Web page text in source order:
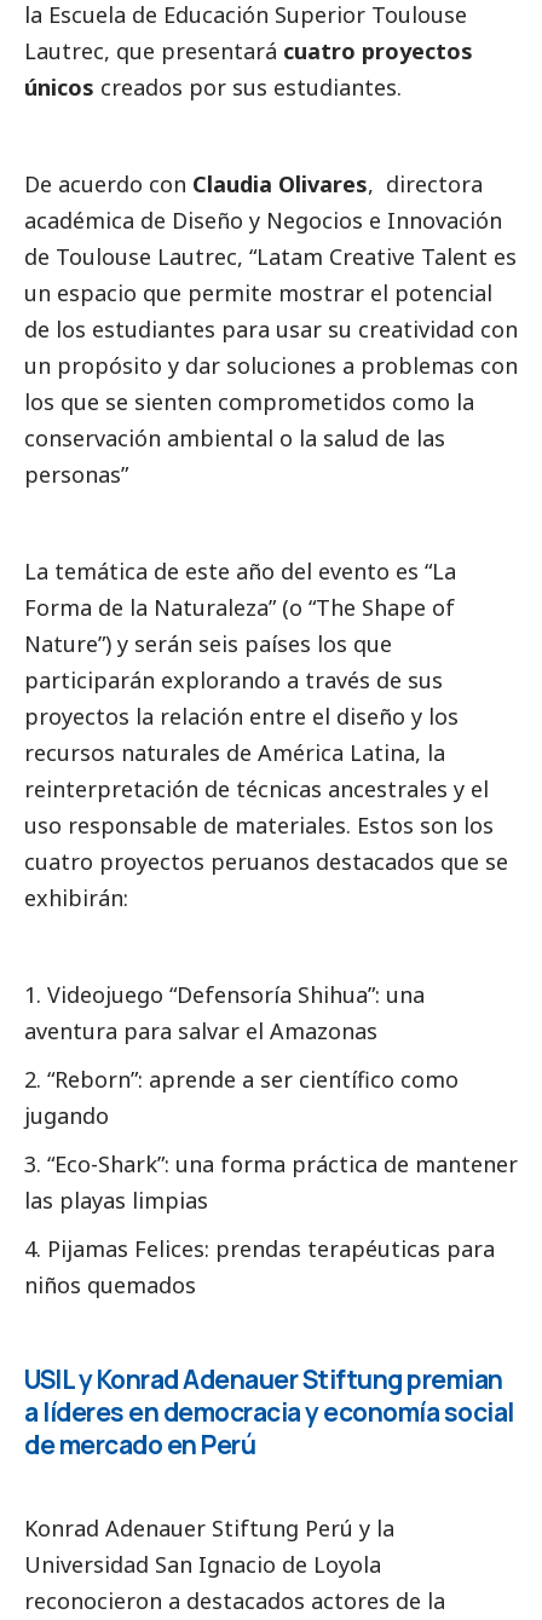
la Escuela de Educación Superior Toulouse
Lautrec, que presentará cuatro proyectos
únicos creados por sus estudiantes.
De acuerdo con Claudia Olivares, directora
académica de Diseño y Negocios e Innovación
de Toulouse Lautrec, “Latam Creative Talent es
un espacio que permite mostrar el potencial
de los estudiantes para usar su creatividad con
un propósito y dar soluciones a problemas con
los que se sienten comprometidos como la
conservación ambiental o la salud de las
personas”
La temática de este año del evento es “La
Forma de la Naturaleza” (o “The Shape of
Nature”) y serán seis países los que
participarán explorando a través de sus
proyectos la relación entre el diseño y los
recursos naturales de América Latina, la
reinterpretación de técnicas ancestrales y el
uso responsable de materiales. Estos son los
cuatro proyectos peruanos destacados que se
exhibirán:
1. Videojuego “Defensoría Shihua”: una
aventura para salvar el Amazonas
2. “Reborn”: aprende a ser científico como
jugando
3. “Eco-Shark”: una forma práctica de mantener
las playas limpias
4. Pijamas Felices: prendas terapéuticas para
niños quemados
USIL y Konrad Adenauer Stiftung premian
a líderes en democracia y economíasocial
de mercado en Perú
Konrad Adenauer Stiftung Perú y la
Universidad San Ignacio de Loyola
reconocieron a destacados actores de la